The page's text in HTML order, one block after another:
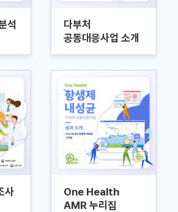
석
다부처
공동대응사업 소개
사
One Health
AMR 누리집